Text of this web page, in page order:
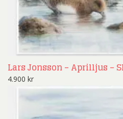
Lars Jonsson – Aprilljus –
4.900 kr